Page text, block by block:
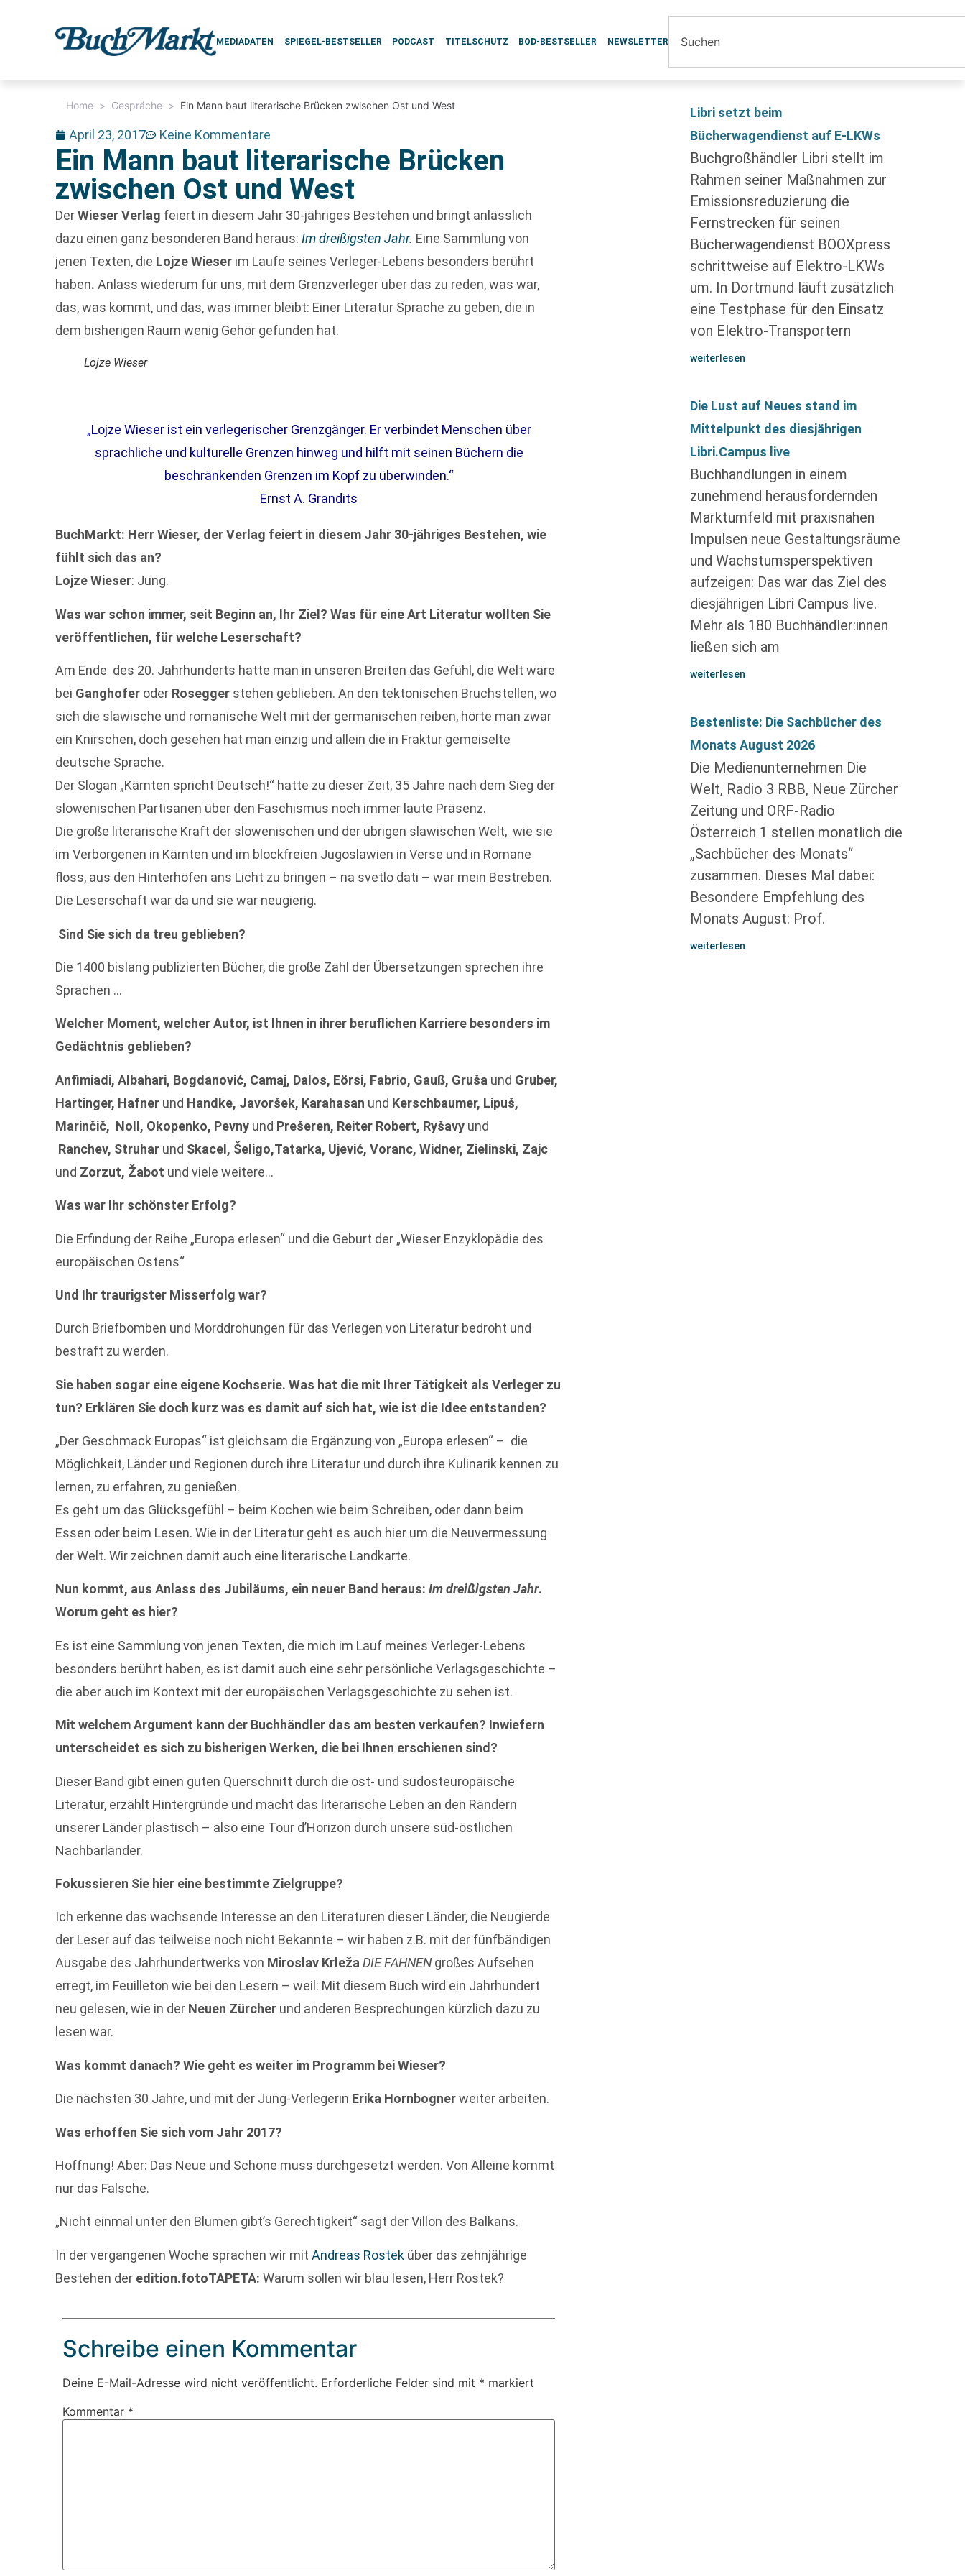
MEDIADATEN SPIEGEL-BESTSELLER PODCAST TITELSCHUTZ BOD-BESTSELLER NEWSLETTER
Home > Gespräche > Ein Mann baut literarische Brücken zwischen Ost und West
April 23, 2017 Keine Kommentare
Ein Mann baut literarische Brücken
zwischen Ost und West
DerWieser Verlag feiert in diesem Jahr 30-jähriges Bestehen und bringt anlässlich
dazu einen ganz besonderen Band heraus: Im dreißigsten Jahr. Eine Sammlung von
jenen Texten, die Lojze Wieser im Laufe seines Verleger-Lebens besonders berührt
haben.Anlass wiederum für uns, mit dem Grenzverleger über das zu reden, was war,
das, was kommt, und das, was immer bleibt: Einer Literatur Sprache zu geben, die in
dem bisherigen Raum wenig Gehör gefunden hat.
Lojze Wieser
„Lojze Wieser ist ein verlegerischer Grenzgänger. Er verbindet Menschen über
sprachliche und kulturelle Grenzen hinweg und hilft mit seinen Büchern die
beschränkenden Grenzen im Kopf zu überwinden.“
Ernst A. Grandits
BuchMarkt: Herr Wieser, der Verlag feiert in diesem Jahr 30-jähriges Bestehen, wie
fühlt sich das an?
Lojze Wieser: Jung.
Was war schon immer, seit Beginn an, Ihr Ziel? Was für eine Art Literatur wollten Sie
veröffentlichen, für welche Leserschaft?
Am Ende des 20. Jahrhunderts hatte man in unseren Breiten das Gefühl, die Welt wäre
bei Ganghofer oder Rosegger stehen geblieben. An den tektonischen Bruchstellen, wo
sich die slawische und romanische Welt mit der germanischen reiben, hörte man zwar
ein Knirschen, doch gesehen hat man einzig und allein die in Fraktur gemeiselte
deutsche Sprache.
Der Slogan „Kärnten spricht Deutsch!“ hatte zu dieser Zeit, 35 Jahre nach dem Sieg der
slowenischen Partisanen über den Faschismus noch immer laute Präsenz.
Die große literarische Kraft der slowenischen und der übrigen slawischen Welt, wie sie
im Verborgenen in Kärnten und im blockfreien Jugoslawien in Verse und in Romane
floss, aus den Hinterhöfen ans Licht zu bringen – na svetlo dati – war mein Bestreben.
Die Leserschaft war da und sie war neugierig.
Sind Sie sich da treu geblieben?
Die 1400 bislang publizierten Bücher, die große Zahl der Übersetzungen sprechen ihre
Sprachen …
Welcher Moment, welcher Autor, ist Ihnen in ihrer beruflichen Karriere besonders im
Gedächtnis geblieben?
Anfimiadi, Albahari, Bogdanović, Camaj, Dalos, Eörsi, Fabrio, Gauß, Gruša und Gruber,
Hartinger, Hafner und Handke, Javoršek, Karahasan und Kerschbaumer, Lipuš,
Marinčič, Noll, Okopenko, Pevny und Prešeren, Reiter Robert, Ryšavy und
Ranchev, Struhar und Skacel, Šeligo,Tatarka, Ujević, Voranc, Widner, Zielinski, Zajc
und Zorzut, Žabot und viele weitere…
Was war Ihr schönster Erfolg?
Die Erfindung der Reihe „Europa erlesen“ und die Geburt der „Wieser Enzyklopädie des
europäischen Ostens“
Und Ihr traurigster Misserfolg war?
Durch Briefbomben und Morddrohungen für das Verlegen von Literatur bedroht und
bestraft zu werden.
Sie haben sogar eine eigene Kochserie. Was hat die mit Ihrer Tätigkeit als Verleger zu
tun? Erklären Sie doch kurz was es damit auf sich hat, wie ist die Idee entstanden?
„Der Geschmack Europas“ ist gleichsam die Ergänzung von „Europa erlesen“ – die
Möglichkeit, Länder und Regionen durch ihre Literatur und durch ihre Kulinarik kennen zu
lernen, zu erfahren, zu genießen.
Es geht um das Glücksgefühl – beim Kochen wie beim Schreiben, oder dann beim
Essen oder beim Lesen. Wie in der Literatur geht es auch hier um die Neuvermessung
der Welt. Wir zeichnen damit auch eine literarische Landkarte.
Nun kommt, aus Anlass des Jubiläums, ein neuer Band heraus:Im dreißigsten Jahr.
Worum geht es hier?
Es ist eine Sammlung von jenen Texten, die mich im Lauf meines Verleger-Lebens
besonders berührt haben, es ist damit auch eine sehr persönliche Verlagsgeschichte –
die aber auch im Kontext mit der europäischen Verlagsgeschichte zu sehen ist.
Mit welchem Argument kann der Buchhändler das am besten verkaufen? Inwiefern
unterscheidet es sich zu bisherigen Werken, die bei Ihnen erschienen sind?
Dieser Band gibt einen guten Querschnitt durch die ost- und südosteuropäische
Literatur, erzählt Hintergründe und macht das literarische Leben an den Rändern
unserer Länder plastisch – also eine Tour d’Horizon durch unsere süd-östlichen
Nachbarländer.
Fokussieren Sie hier eine bestimmte Zielgruppe?
Ich erkenne das wachsende Interesse an den Literaturen dieser Länder, die Neugierde
der Leser auf das teilweise noch nicht Bekannte – wir haben z.B. mit der fünfbändigen
Ausgabe des Jahrhundertwerks von Miroslav Krleža DIE FAHNENgroßes Aufsehen
erregt, im Feuilleton wie bei den Lesern – weil: Mit diesem Buch wird ein Jahrhundert
neu gelesen, wie in der Neuen Zürcher und anderen Besprechungen kürzlich dazu zu
lesen war.
Was kommt danach? Wie geht es weiter im Programm bei Wieser?
Die nächsten 30 Jahre, und mit der Jung-Verlegerin Erika Hornbognerweiter arbeiten.
Was erhoffen Sie sich vom Jahr 2017?
Hoffnung! Aber: Das Neue und Schöne muss durchgesetzt werden. Von Alleine kommt
nur das Falsche.
„Nicht einmal unter den Blumen gibt’s Gerechtigkeit“ sagt der Villon des Balkans.
In der vergangenen Woche sprachen wir mit Andreas Rostek über das zehnjährige
Bestehen der edition.fotoTAPETA:Warum sollen wir blau lesen, Herr Rostek?
Schreibe einen Kommentar
Deine E-Mail-Adresse wird nicht veröffentlicht. Erforderliche Felder sind mit * markiert
Kommentar *
Libri setzt beim
Bücherwagendienst auf E-LKWs
Buchgroßhändler Libri stellt im
Rahmen seiner Maßnahmen zur
Emissionsreduzierung die
Fernstrecken für seinen
Bücherwagendienst BOOXpress
schrittweise auf Elektro-LKWs
um. In Dortmund läuft zusätzlich
eine Testphase für den Einsatz
von Elektro-Transportern
weiterlesen
Die Lust auf Neues stand im
Mittelpunkt des diesjährigen
Libri.Campus live
Buchhandlungen in einem
zunehmend herausfordernden
Marktumfeld mit praxisnahen
Impulsen neue Gestaltungsräume
und Wachstumsperspektiven
aufzeigen: Das war das Ziel des
diesjährigen Libri Campus live.
Mehr als 180 Buchhändler:innen
ließen sich am
weiterlesen
Bestenliste: Die Sachbücher des
Monats August 2026
Die Medienunternehmen Die
Welt, Radio 3 RBB, Neue Zürcher
Zeitung und ORF-Radio
Österreich 1 stellen monatlich die
„Sachbücher des Monats“
zusammen. Dieses Mal dabei:
Besondere Empfehlung des
Monats August: Prof.
weiterlesen